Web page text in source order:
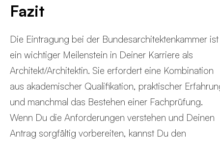
Fazit
Die Eintragung bei der Bundesarchitektenkammer ist
ein wichtiger Meilenstein in Deiner Karriere als
Architekt/Architektin. Sie erfordert eine Kombination
aus akademischer Qualifikation, praktischer
und manchmal das Bestehen einer Fachprüfung.
Wenn Du die Anforderungen verstehen und Deinen
Antrag sorgfältig vorbereiten, kannst Du den